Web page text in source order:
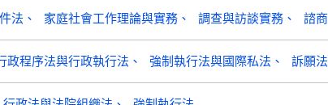
法 家庭社會工作理論與實務 調查與訪談實務 諮
政程序法與行政執行法 強制執行法與國際私法 訴願